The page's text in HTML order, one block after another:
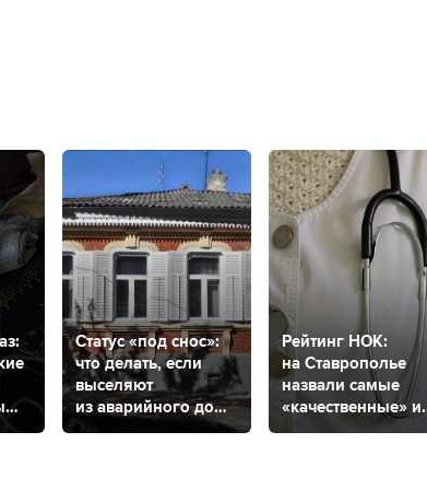
Статус «под снос»:
что делать, если
выселяют
из аварийного дома
и куда обратиться
Рейтинг НОК:
на Ставрополье
назвали самые
«качественные» и
«некачественные»